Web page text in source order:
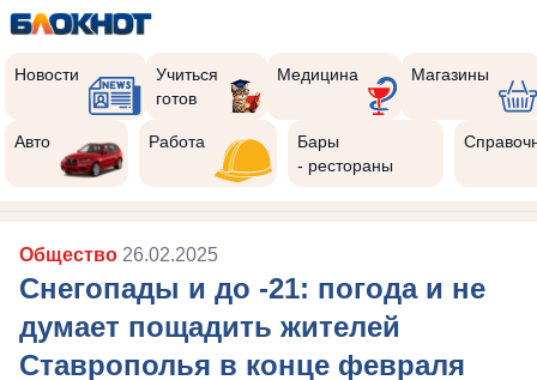
Новости
Учиться
готов
Медицина Магазины
Авто Работа
Бары
- рестораны
Общество 26.02.2025
Снегопады и до -21: погода и не
думает пощадить жителей
Ставрополья в конце февраля